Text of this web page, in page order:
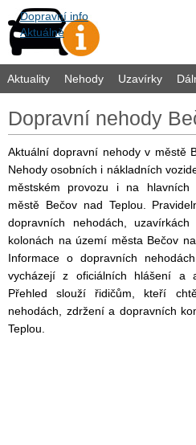
Dopravní info
Aktuálně
Aktuality Nehody Uzavírky
Dopravní nehody
Aktuální dopravní nehody v městě
Nehody osobních i nákladních
městském provozu i na hlavních
městě Bečov nad Teplou.
dopravních nehodách,
kolonách na území města Bečov
Informace o dopravních
vycházejí z oficiálních hlášení a
Přehled slouží řidičům, kteří
nehodách, zdržení a dopravních
Teplou.